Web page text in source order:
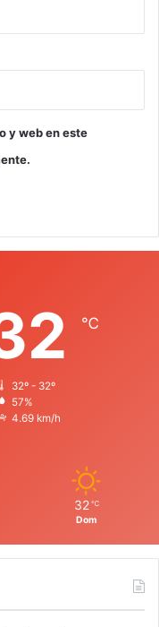
y web en este
℃
32º - 32º
57%
4.69 km/h
32 ℃
Dom